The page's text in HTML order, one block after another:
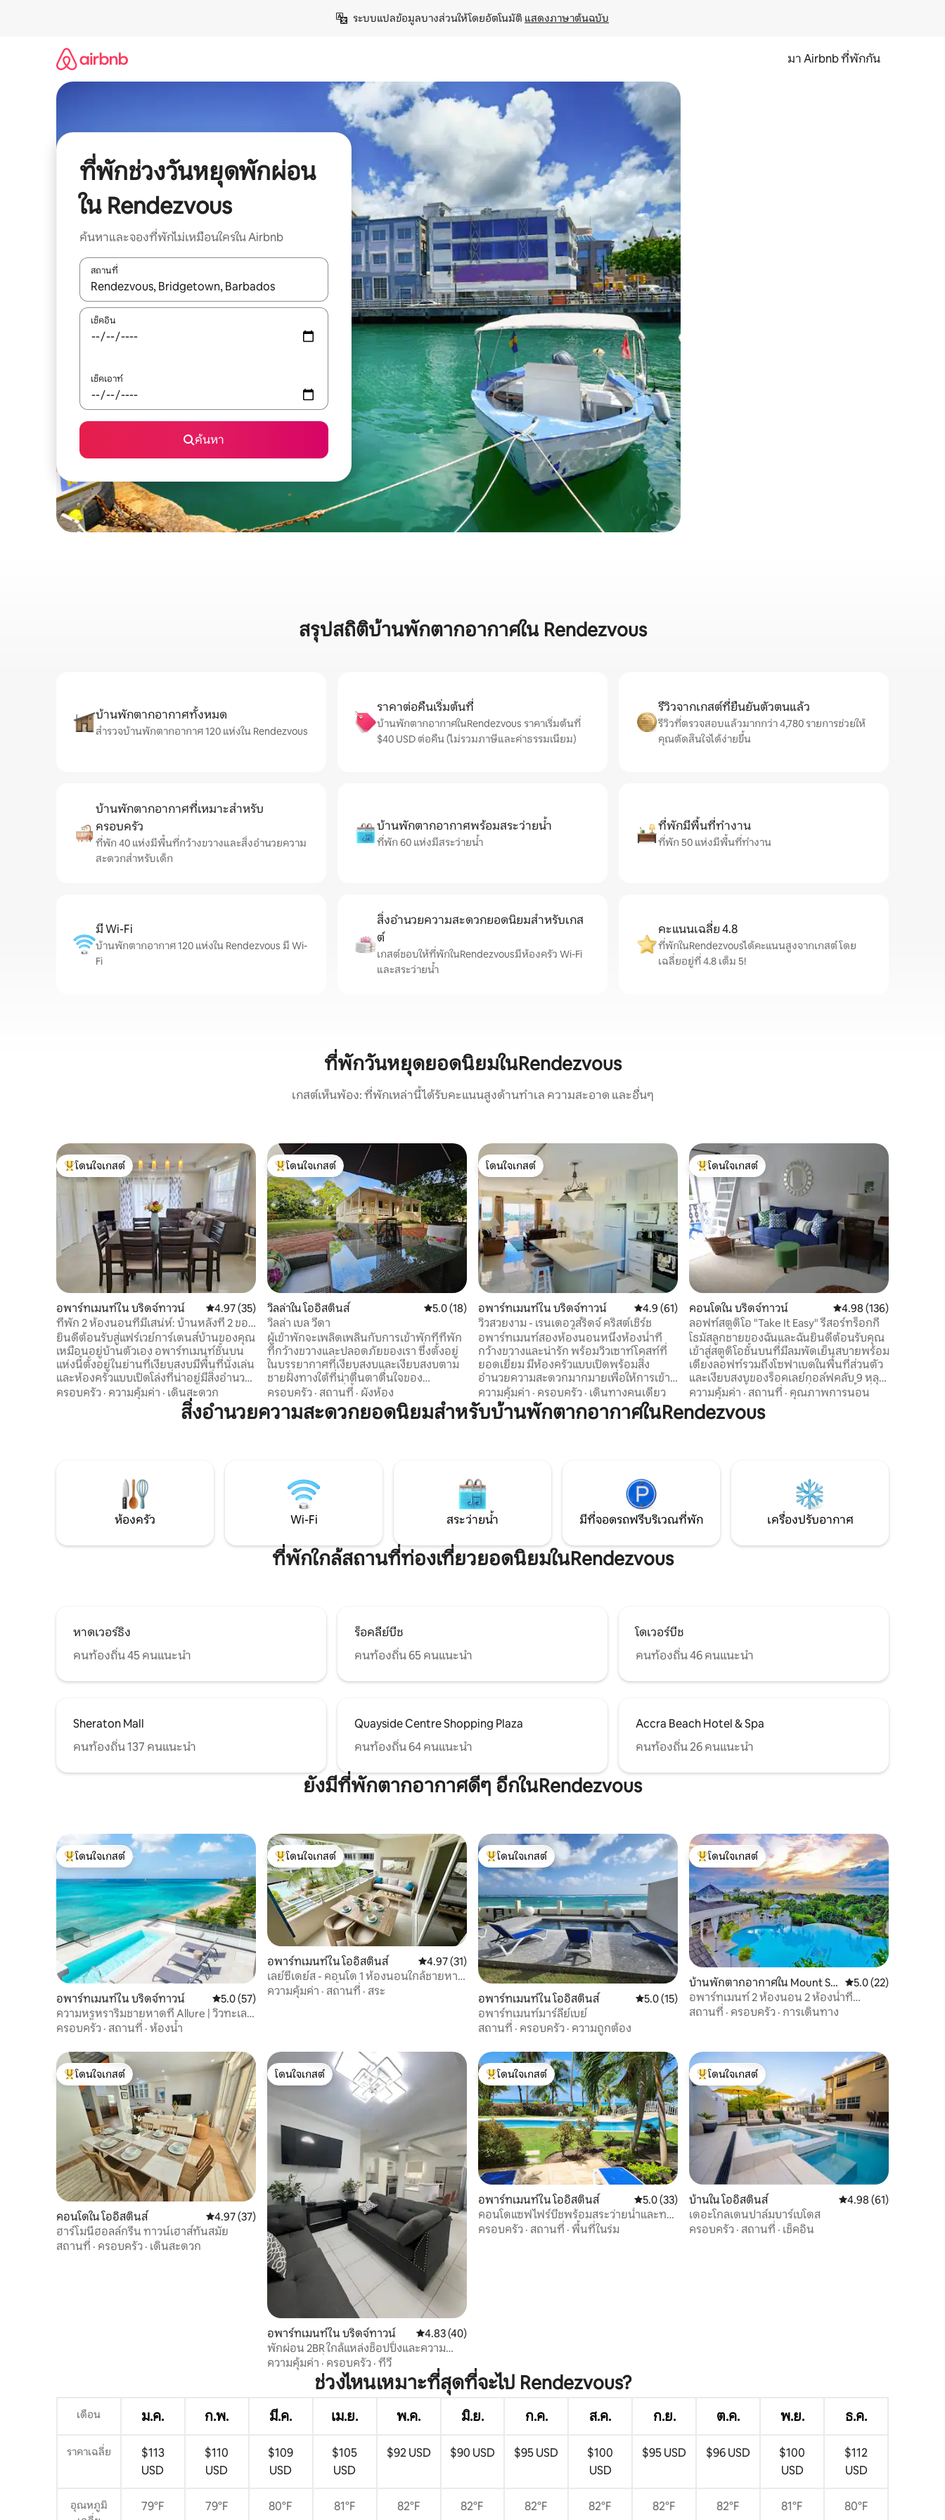
ระบบแปลข้อมูลบางส่วนให้โดยอัตโนมัติ แสดงภาษาต้นฉบับ
มา Airbnb ที่พักกัน
ที่พักช่วงวันหยุดพักผ่อน
ใน Rendezvous
ค้นหาและจองที่พักไม่เหมือนใครใน Airbnb
สถานที่
ใช้ลูกศรขึ้นลง หรือใช้การสัมผัสหรือปัด เพื่อสำรวจผลการค้นหา
เช็คอิน
เช็คเอาท์
ค้นหา
สรุปสถิติบ้านพักตากอากาศใน Rendezvous
บ้านพักตากอากาศทั้งหมด
สำรวจบ้านพักตากอากาศ 120 แห่งใน Rendezvous
ราคาต่อคืนเริ่มต้นที่
บ้านพักตากอากาศในRendezvous ราคาเริ่มต้นที่
$40 USD ต่อคืน (ไม่รวมภาษีและค่าธรรมเนียม)
รีวิวจากเกสต์ที่ยืนยันตัวตนแล้ว
รีวิวที่ตรวจสอบแล้วมากกว่า 4,780 รายการช่วยให้
คุณตัดสินใจได้ง่ายขึ้น
บ้านพักตากอากาศที่เหมาะสำหรับ
ครอบครัว
ที่พัก 40 แห่งมีพื้นที่กว้างขวางและสิ่งอำนวยความ
สะดวกสำหรับเด็ก
บ้านพักตากอากาศพร้อมสระว่ายน้ำ
ที่พัก 60 แห่งมีสระว่ายน้ำ
ที่พักมีพื้นที่ทำงาน
ที่พัก 50 แห่งมีพื้นที่ทำงาน
มี Wi-Fi
บ้านพักตากอากาศ 120 แห่งใน Rendezvous มี Wi-
Fi
สิ่งอำนวยความสะดวกยอดนิยมสำหรับเกส
ต์
เกสต์ชอบให้ที่พักในRendezvousมีห้องครัว Wi-Fi
และสระว่ายน้ำ
คะแนนเฉลี่ย 4.8
ที่พักในRendezvousได้คะแนนสูงจากเกสต์ โดย
เฉลี่ยอยู่ที่ 4.8 เต็ม 5!
ที่พักวันหยุดยอดนิยมในRendezvous
เกสต์เห็นพ้อง: ที่พักเหล่านี้ได้รับคะแนนสูงด้านทำเล ความสะอาด และอื่นๆ
โดนใจเกสต์ที่สุด
โดนใจเกสต์
อพาร์ทเมนท์ใน บริดจ์ทาวน์ คะแนนเฉลี่ย 4.97 จาก 5, 35 รีวิว
4.97 (35)
ที่พัก 2 ห้องนอนที่มีเสน่ห์: บ้านหลังที่ 2 ของ
คุณ!
ยินดีต้อนรับสู่แฟร์เวย์การ์เดนส์บ้านของคุณ
เหมือนอยู่บ้านตัวเอง อพาร์ทเมนท์ชั้นบน
แห่งนี้ตั้งอยู่ในย่านที่เงียบสงบมีพื้นที่นั่งเล่น
และห้องครัวแบบเปิดโล่งที่น่าอยู่มีสิ่งอำนวย
ความสะดวกครบครันสำหรับทุกความ
ต้องการของคุณ เพลิดเพลินกับห้องนอน
กว้างขวางที่ออกแบบมาเพื่อการพักผ่อน
Fi ความเร็วสูงและเครื่องปรับอากาศที่ครบ
ครันคุณจะได้รับความสะดวกสบายและเชื่อม
ต่ออินเทอร์เน็ต
ครอบครัว · ความคุ้มค่า · เดินสะดวก
โดนใจเกสต์ที่สุด
โดนใจเกสต์
วิลล่าใน โออิสตินส์ คะแนนเฉลี่ย 5.0 จาก 5, 18 รีวิว
5.0 (18)
วิลล่า เบล วีดา
ผู้เข้าพักจะเพลิดเพลินกับการเข้าพักที่ที่พัก
ที่กว้างขวางและปลอดภัยของเรา ซึ่งตั้งอยู่
ในบรรยากาศที่เงียบสงบและเงียบสงบตาม
ชายฝั่งทางใต้ที่น่าตื่นตาตื่นใจของ
บาร์เบโดส ทำเลที่ตั้งสะดวกสบายห่างจาก
ชายหาด รีสอร์ท ร้านอาหาร เซนต์ลอว์เรนซ์
แกป และย่านโออิสตินส์ที่มีชีวิตชีวาเพียง 5
ประทานอาหารขนาดใหญ่ ล้อมรอบด้วย
สวนเขียวชอุ่มและต้นไม้ผลที่โตเต็มที่
ครอบครัว · สถานที่ · ผังห้อง
โดนใจเกสต์
โดนใจเกสต์
อพาร์ทเมนท์ใน บริดจ์ทาวน์ คะแนนเฉลี่ย 4.9 จาก 5, 61 รีวิว
4.9 (61)
วิวสวยงาม - เรนเดอวูส์ริดจ์ คริสต์เชิร์ช
อพาร์ทเมนท์สองห้องนอนหนึ่งห้องน้ำที่
กว้างขวางและน่ารัก พร้อมวิวเซาท์โคสท์ที่
ยอดเยี่ยม มีห้องครัวแบบเปิดพร้อมสิ่ง
อำนวยความสะดวกมากมายเพื่อให้การเข้า
พักของคุณมีความสุข ทำงานจากระยะไกล
ใช่ไหม? .. เราช่วยคุณได้ อพาร์ทเมนท์มี
อากาศถ่ายเทดีและเย็นสบายตลอดทั้งปี
มาร์เก็ต ร้านขายยา โบสถ์ ร้านอาหาร และ
บาร์ 5-10 นาทีโดยรถยนต์
ความคุ้มค่า · ครอบครัว · เดินทางคนเดียว
โดนใจเกสต์ที่สุด
โดนใจเกสต์
คอนโดใน บริดจ์ทาวน์ คะแนนเฉลี่ย 4.98 จาก
4.98 (136)
ลอฟท์สตูดิโอ "Take It Easy" รีสอร์ทร็อกกี้
โธมัสลูกชายของฉันและฉันยินดีต้อนรับคุณ
เข้าสู่สตูดิโอชั้นบนที่มีลมพัดเย็นสบายพร้อม
เตียงลอฟท์รวมถึงโซฟาเบดในพื้นที่ส่วนตัว
และเงียบสงบของร็อคเลย์กอล์ฟคลับ 9 หลุม
สตูดิโอแห่งนี้มีวิวทิวทัศน์ที่มองเห็นพื้นที่สี
เขียวมีสระว่ายน้ำส่วนกลางและบริการซักรีด
และสามารถเดินไปยังชายหาดเซาท์โคสท์ที่
รถยนต์หรือระบบขนส่งสาธารณะ
ความคุ้มค่า · สถานที่ · คุณภาพการนอน
สิ่งอำนวยความสะดวกยอดนิยมสำหรับบ้านพักตากอากาศในRendezvous
ห้องครัว Wi-Fi สระว่ายน้ำ มีที่จอดรถฟรีบริเวณที่พัก เครื่องปรับอากาศ
ที่พักใกล้สถานที่ท่องเที่ยวยอดนิยมในRendezvous
หาดเวอร์ธิง
คนท้องถิ่น 45 คนแนะนำ
ร็อคลีย์บีช
คนท้องถิ่น 65 คนแนะนำ
โดเวอร์บีช
คนท้องถิ่น 46 คนแนะนำ
Sheraton Mall
คนท้องถิ่น 137 คนแนะนำ
Quayside Centre Shopping Plaza
คนท้องถิ่น 64 คนแนะนำ
Accra Beach Hotel & Spa
คนท้องถิ่น 26 คนแนะนำ
ยังมีที่พักตากอากาศดีๆ อีกในRendezvous
โดนใจเกสต์ที่สุด
โดนใจเกสต์
อพาร์ทเมนท์ใน บริดจ์ทาวน์ คะแนนเฉลี่ย 5.0 จาก 5, 57 รีวิว
5.0 (57)
ความหรูหราริมชายหาดที่ Allure | วิวทะเลที่
สวยงาม
ครอบครัว · สถานที่ · ห้องน้ำ
โดนใจเกสต์ที่สุด
โดนใจเกสต์
อพาร์ทเมนท์ใน โออิสตินส์ คะแนนเฉลี่ย 4.97 จาก 5, 31 รีวิว
4.97 (31)
เลย์ซี่เดย์ส - คอนโด 1 ห้องนอนใกล้ชายหาด
พร้อมสระว่ายน้ำ
ความคุ้มค่า · สถานที่ · สระ
โดนใจเกสต์ที่สุด
โดนใจเกสต์
อพาร์ทเมนท์ใน โออิสตินส์ คะแนนเฉลี่ย 5.0 จาก 5, 15 รีวิว
5.0 (15)
อพาร์ทเมนท์มาร์ลีย์เบย์
สถานที่ · ครอบครัว · ความถูกต้อง
โดนใจเกสต์ที่สุด
โดนใจเกสต์
บ้านพักตากอากาศใน Mount St
andfast
คะแนนเฉลี่ย 5.0 จาก
5.0 (22)
อพาร์ทเมนท์ 2 ห้องนอน 2 ห้องน้ำที่
ออกแบบภายใน
สถานที่ · ครอบครัว · การเดินทาง
โดนใจเกสต์ที่สุด
โดนใจเกสต์
คอนโดใน โออิสตินส์ คะแนนเฉลี่ย 4.97 จาก 5, 37 รีวิว
4.97 (37)
ฮาร์โมนี่ฮอลล์กรีน ทาวน์เฮาส์ทันสมัย
สถานที่ · ครอบครัว · เดินสะดวก
โดนใจเกสต์
โดนใจเกสต์
อพาร์ทเมนท์ใน บริดจ์ทาวน์ คะแนนเฉลี่ย 4.83 จาก 5, 40 รีวิว
4.83 (40)
พักผ่อน 2BR ใกล้แหล่งช็อปปิ้งและความ
บันเทิงยามค่ำคืน
ความคุ้มค่า · ครอบครัว · ทีวี
โดนใจเกสต์ที่สุด
โดนใจเกสต์
อพาร์ทเมนท์ใน โออิสตินส์ คะแนนเฉลี่ย 5.0 จาก 5, 33 รีวิว
5.0 (33)
คอนโดแซฟไฟร์บีชพร้อมสระว่ายน้ำและทาง
เข้าชายหาด - 114
ครอบครัว · สถานที่ · พื้นที่ในร่ม
โดนใจเกสต์ที่สุด
โดนใจเกสต์
บ้านใน โออิสตินส์ คะแนนเฉลี่ย 4.98 จาก
4.98 (61)
เดอะโกลเดนปาล์มบาร์เบโดส
ครอบครัว · สถานที่ · เช็คอิน
ช่วงไหนเหมาะที่สุดที่จะไป Rendezvous?
เดือน ม.ค. ก.พ. มี.ค. เม.ย. พ.ค. มิ.ย. ก.ค. ส.ค. ก.ย. ต.ค. พ.ย. ธ.ค.
ราคาเฉลี่ย
$113
USD
$110
USD
$109
USD
$105
USD
$92 USD $90 USD $95 USD
$100
USD
$95 USD $96 USD
$100
USD
$112
USD
อุณหภูมิ
79°F 79°F 80°F 81°F 82°F 82°F 82°F 82°F 82°F 82°F 81°F 80°F